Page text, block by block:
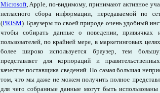
Microsoft, Apple, по-видимому, принимают активное
негласного сбора информации, передаваемой по
(PRISM). Браузеры по своей природе очень удобный
чтобы собирать данные о поведении, привычках
пользователей, по крайней мере, в маркетинговых
более широко используется браузер, тем
представляет для корпораций и
качестве поставщика сведений. Но самая большая
том, что мы даже не можем получить полное
для чего собранные данные могут быть